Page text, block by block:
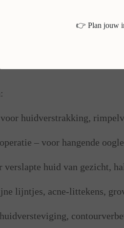
in Limburg
helpen wij
huidverstrakking,
– voor hangende
huid van gezicht,
lijntjes, acne-littekens,
👉 Plan jouw